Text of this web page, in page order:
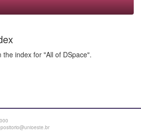
index for "All of DSpace".